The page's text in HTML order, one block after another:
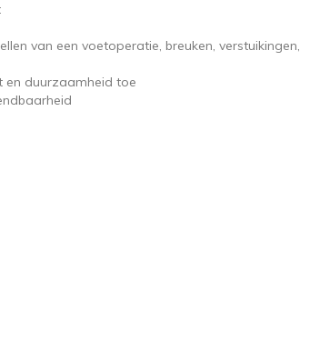
van een voetoperatie, breuken, verstuikingen,
en duurzaamheid toe